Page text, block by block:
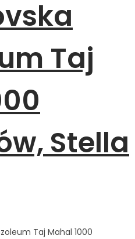
Taj
Stella
Taj Mahal 1000